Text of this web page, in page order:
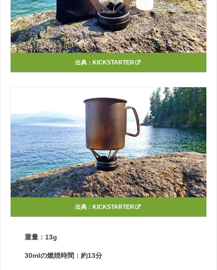
出典： KICKSTARTER
出典： KICKSTARTER
重量：13g
30mlの燃焼時間：約13分